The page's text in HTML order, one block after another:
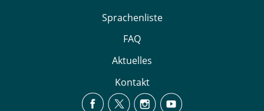
Sprachenliste
FAQ
Aktuelles
Kontakt